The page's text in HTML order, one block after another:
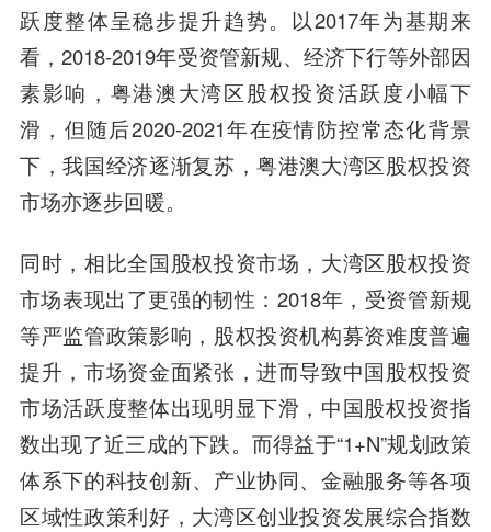
跃度整体呈稳步提升趋势。以2017年为基期来
看，2018-2019年受资管新规、经济下行等外部因
素影响，粤港澳大湾区股权投资活跃度小幅下
滑，但随后2020-2021年在疫情防控常态化背景
下，我国经济逐渐复苏，粤港澳大湾区股权投资
市场亦逐步回暖。
同时，相比全国股权投资市场， 大湾区股权投资
市场表现出了更强的韧性 ： 2018年，受资管新规
等严监管政策影响，股权投资机构募资难度普遍
提升，市场资金面紧张，进而导致中国股权投资
市场活跃度整体出现明显下滑，中国股权投资指
数出现了近三成的下跌。而得益于“1+N”规划政策
体系下的科技创新、产业协同、金融服务等各项
区域性政策利好，大湾区创业投资发展综合指数